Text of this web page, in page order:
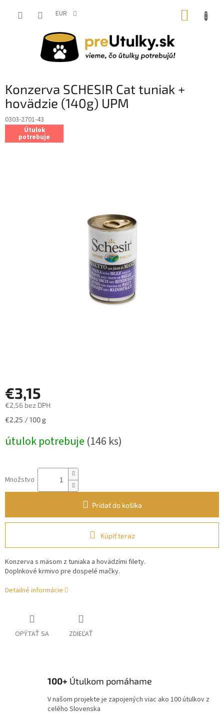
EUR
Konzerva SCHESIR Cat tuniak +
hovädzie (140g) UPM
0303-2701-43
Útulok
potrebuje
€3,15
€2,56 bez DPH
Jednotková
€2,25 / 100 g
útulok potrebuje (146 ks)
Množstvo
Pridať do košíka
Kúpiť teraz
Konzerva s mäsom z tuniaka a hovädzími filety.
Doplnkové krmivo pre dospelé mačky.
Detailné informácie
OPÝTAŤ SA ZDIEĽAŤ
100+ Útulkom pomáhame
V našom projekte je zapojených viac ako 100 útulkov z
celého Slovenska